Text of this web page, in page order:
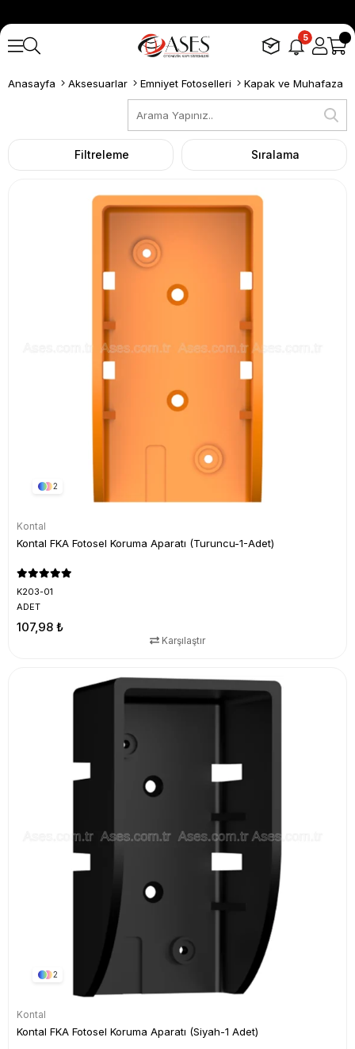
5
Anasayfa Aksesuarlar Emniyet Fotoselleri Kapak ve Muhafaza
Filtreleme Sıralama
2
Kontal
Kontal FKA Fotosel Koruma Aparatı (Turuncu-1-Adet)
K203-01
ADET
107,98 ₺
Karşılaştır
2
Kontal
Kontal FKA Fotosel Koruma Aparatı (Siyah-1 Adet)